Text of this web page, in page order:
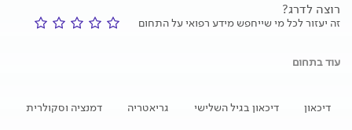
רוצה לדרג?
זה יעזור לכל מי שייחפש מידע רפואי על התחום
עוד בתחום
דיכאון דיכאון בגיל השלישי גריאטריה דמנציה וסקולרית